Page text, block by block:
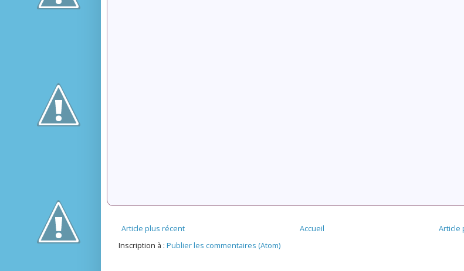
Article plus récent Article
Accueil
Inscription à : Publier les commentaires (Atom)